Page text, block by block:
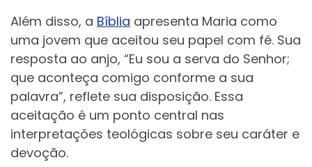
Além disso, a Bíblia apresenta Maria como
uma jovem que aceitou seu papel com fé. Sua
resposta ao anjo, “Eu sou a serva do Senhor;
que aconteça comigo conforme a sua
palavra”, reflete sua disposição. Essa
aceitação é um ponto central nas
interpretações teológicas sobre seu caráter e
devoção.